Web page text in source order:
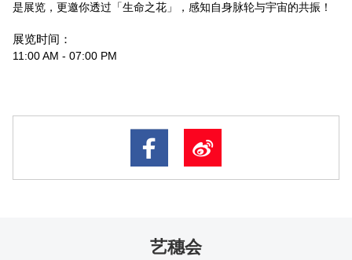
是展览，更邀你透过「生命之花」，感知自身脉轮与宇宙的共振！
展览时间：
11:00 AM - 07:00 PM
艺穗会